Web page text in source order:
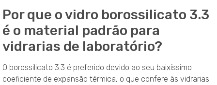
Por que o vidro borossilicato 3.3
é o material padrão para
vidrarias de laboratório?
O borossilicato 3.3 é preferido devido ao seu baixíssimo
coeficiente de expansão térmica, o que confere às vidrarias